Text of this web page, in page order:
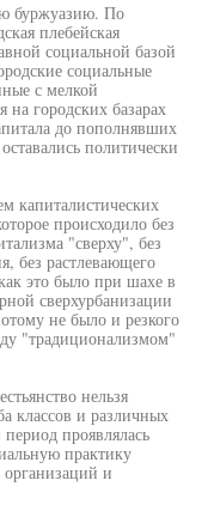
буржуазию. По
плебейская
социальной базой
социальные
с мелкой
на городских базарах
до пополнявших
политически
капиталистических
происходило без
"сверху", без
без растлевающего
это было при шахе в
сверхурбанизации
не было и резкого
"традиционализмом"
нельзя
классов и различных
проявлялась
практику
и